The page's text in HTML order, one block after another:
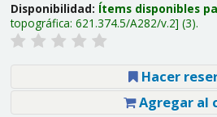
Disponibilidad: Ítems disponibles
topográfica: 621.374.5/A282/v.2 (3).
Hacer
Agregar al